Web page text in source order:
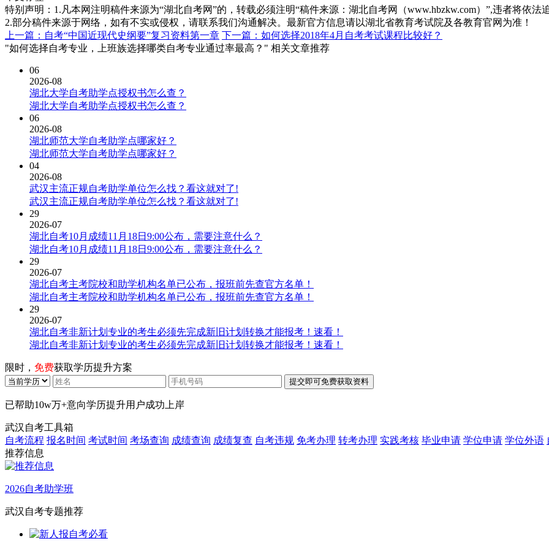
特别声明：1.凡本网注明稿件来源为“湖北自考网”的，转载必须注明“稿件来源：湖北自考网（www.hbzkw.com）”,违者将依法
2.部分稿件来源于网络，如有不实或侵权，请联系我们沟通解决。最新官方信息请以湖北省教育考试院及各教育官网为准！
上一篇：自考“中国近现代史纲要”复习资料第一章 下一篇：如何选择2018年4月自考考试课程比较好？
"如何选择自考专业，上班族选择哪类自考专业通过率最高？" 相关文章推荐
06
2026-08
湖北大学自考助学点授权书怎么查？
湖北大学自考助学点授权书怎么查？
06
2026-08
湖北师范大学自考助学点哪家好？
湖北师范大学自考助学点哪家好？
04
2026-08
武汉主流正规自考助学单位怎么找？看这就对了!
武汉主流正规自考助学单位怎么找？看这就对了!
29
2026-07
湖北自考10月成绩11月18日9:00公布，需要注意什么？
湖北自考10月成绩11月18日9:00公布，需要注意什么？
29
2026-07
湖北自考主考院校和助学机构名单已公布，报班前先查官方名单！
湖北自考主考院校和助学机构名单已公布，报班前先查官方名单！
29
2026-07
湖北自考非新计划专业的考生必须先完成新旧计划转换才能报考！速看！
湖北自考非新计划专业的考生必须先完成新旧计划转换才能报考！速看！
限时， 免费获取学历提升方案
已帮助10w万+意向学历提升用户成功上岸
武汉自考工具箱
自考流程 报名时间 考试时间 考场查询 成绩查询 成绩复查 自考违规 免考办理 转考办理 实践考核 毕业申请 学位申请 学位外语
推荐信息
2026自考助学班
武汉自考专题推荐